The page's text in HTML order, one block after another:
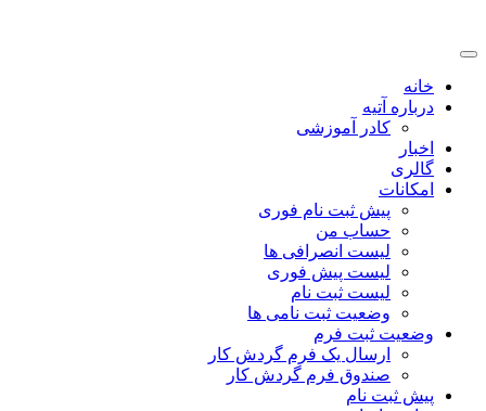
خانه
درباره آتیه
کادر آموزشی
اخبار
گالری
امکانات
پیش ثبت نام فوری
حساب من
لیست انصرافی ها
لیست پیش فوری
لیست ثبت نام
وضعیت ثبت نامی ها
وضعیت ثبت فرم
ارسال یک فرم گردش کار
صندوق فرم گردش کار
پیش ثبت نام